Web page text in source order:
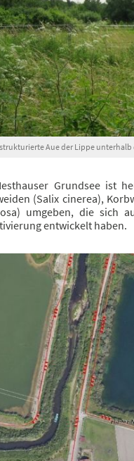
Aue der Lippe
Grundsee ist
(Salix cinerea),
umgeben, die sich
entwickelt haben.